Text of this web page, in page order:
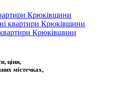
Крюківщини
квартири Крюківщини
Крюківщини
ціни,
містечках,